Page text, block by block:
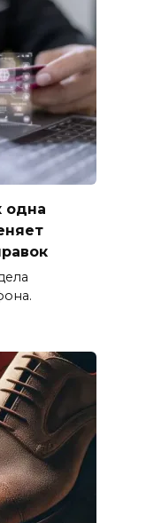
одна